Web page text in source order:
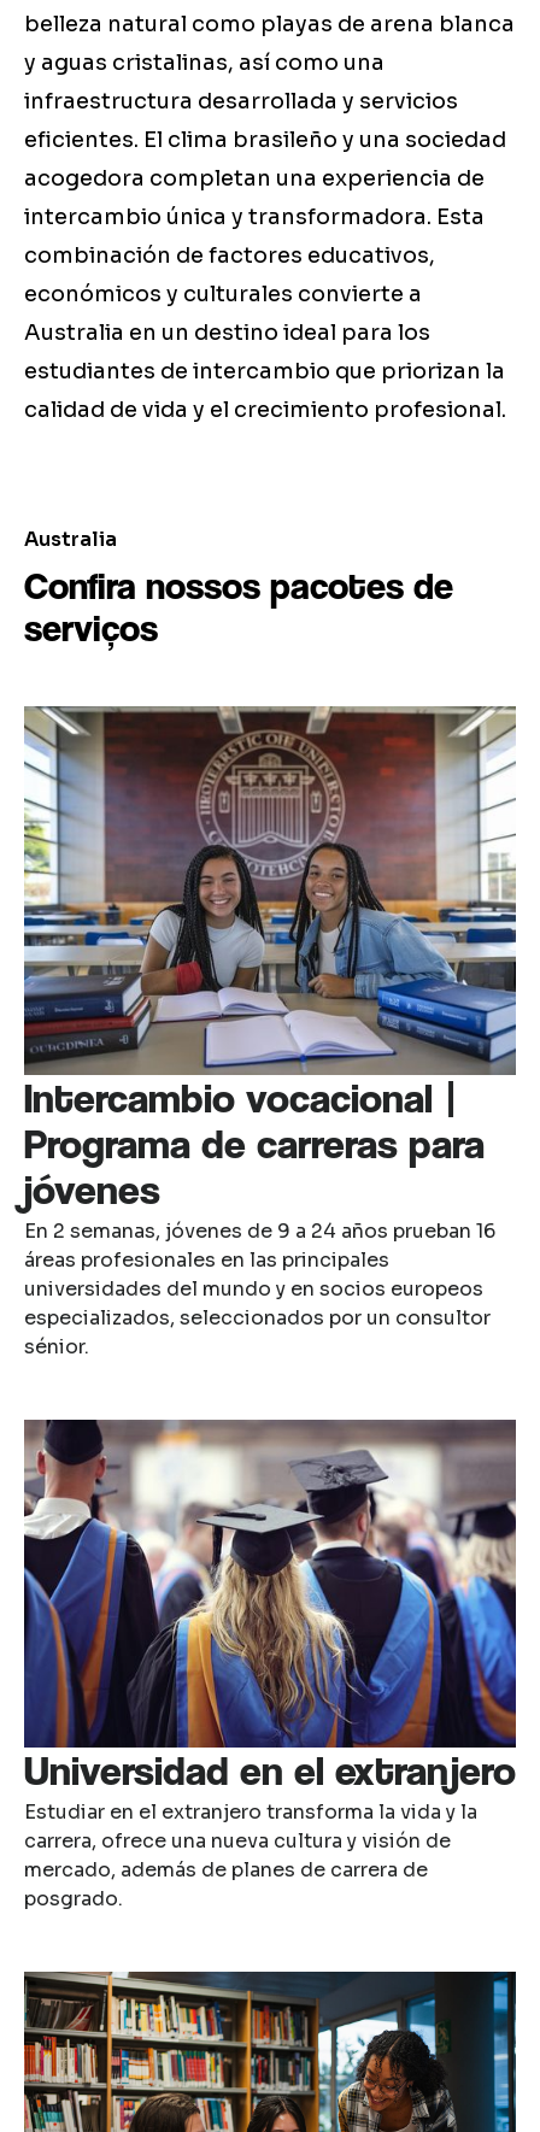
belleza natural como playas de arena blanca
y aguas cristalinas, así como una
infraestructura desarrollada y servicios
eficientes. El clima brasileño y una sociedad
acogedora completan una experiencia de
intercambio única y transformadora. Esta
combinación de factores educativos,
económicos y culturales convierte a
Australia en un destino ideal para los
estudiantes de intercambio que priorizan la
calidad de vida y el crecimiento profesional.
Australia
Confira nossos pacotes de
serviços
Intercambio vocacional |
Programa de carreras para
jóvenes
En 2 semanas, jóvenes de 9 a 24 años prueban 16
áreas profesionales en las principales
universidades del mundo y en socios europeos
especializados, seleccionados por un consultor
sénior.
Universidad en el extranjero
Estudiar en el extranjero transforma la vida y la
carrera, ofrece una nueva cultura y visión de
mercado, además de planes de carrera de
posgrado.